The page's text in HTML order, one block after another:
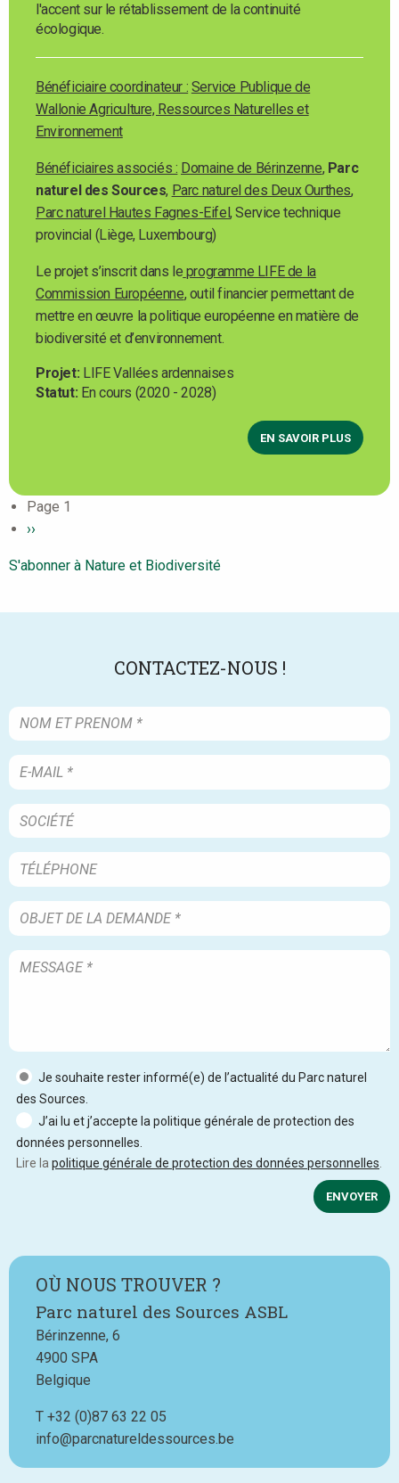
l'accent sur le rétablissement de la continuité
écologique.
Bénéficiaire coordinateur : Service Publique de
Wallonie Agriculture, Ressources Naturelles et
Environnement
Bénéficiaires associés : Domaine de Bérinzenne, Parc
naturel des Sources, Parc naturel des Deux Ourthes,
Parc naturel Hautes Fagnes-Eifel, Service technique
provincial (Liège, Luxembourg)
Le projet s’inscrit dans le programme LIFE de la
Commission Européenne, outil financier permettant de
mettre en œuvre la politique européenne en matière de
biodiversité et d’environnement.
Projet LIFE Vallées ardennaises
Statut En cours (2020 - 2028)
EN SAVOIR PLUS
Pagination
Page 1
Page
››
S'abonner à Nature et Biodiversité
CONTACTEZ-NOUS !
Je souhaite rester informé(e) de l’actualité du Parc naturel
des Sources.
J’ai lu et j’accepte la politique générale de protection des
données personnelles.
Lire la politique générale de protection des données personnelles
ENVOYER
OÙ NOUS TROUVER ?
Parc naturel des Sources ASBL
Bérinzenne, 6
4900 SPA
Belgique
T Téléphone
+32 (0)87 63 22 05
info@parcnatureldessources.be